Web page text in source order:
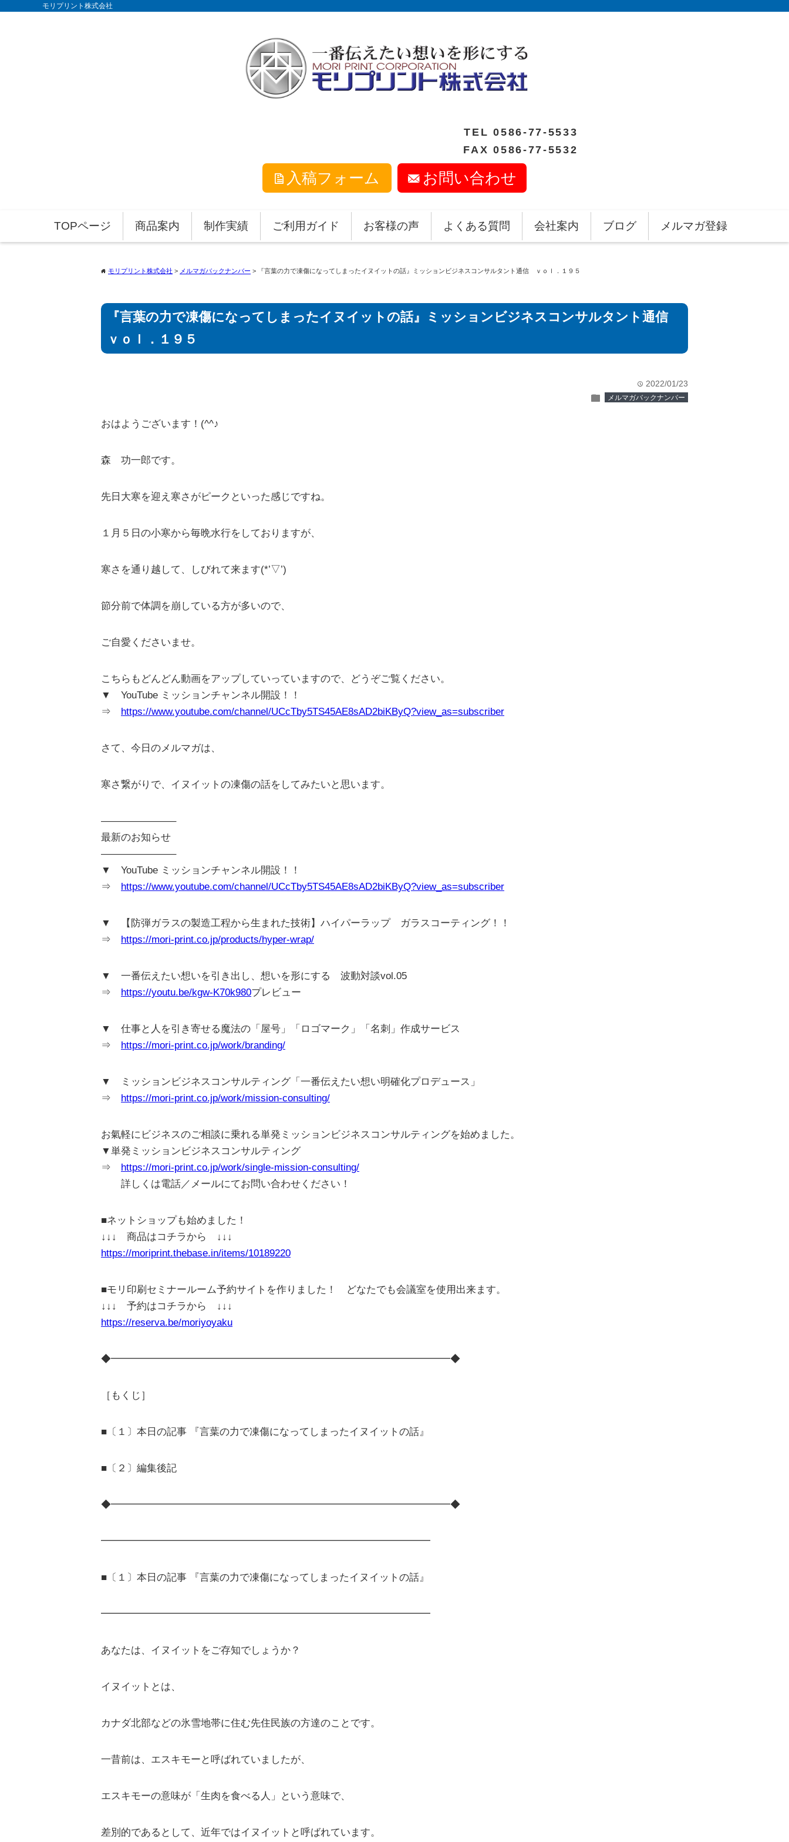
モリプリント株式会社
TEL0586-77-5533
FAX 0586-77-5532
入稿フォーム お問い合わせ
TOPページ 商品案内 制作実績 ご利用ガイド お客様の声 よくある質問 会社案内 ブログ メルマガ登録
home モリプリント株式会社 > メルマガバックナンバー > 『言葉の力で凍傷になってしまったイヌイットの話』ミッションビジネスコンサルタント通信 ｖｏｌ．１９５
『言葉の力で凍傷になってしまったイヌイットの話』ミッションビジネスコンサルタント通信
ｖｏｌ．１９５
time 2022/01/23
folder メルマガバックナンバー
おはようございます！(^^♪
森 功一郎です。
先日大寒を迎え寒さがピークといった感じですね。
１月５日の小寒から毎晩水行をしておりますが、
寒さを通り越して、しびれて来ます(*’▽’)
節分前で体調を崩している方が多いので、
ご自愛くださいませ。
こちらもどんどん動画をアップしていっていますので、どうぞご覧ください。
▼ YouTube ミッションチャンネル開設！！
⇒ https://www.youtube.com/channel/UCcTby5TS45AE8sAD2biKByQ?view_as=subscriber
さて、今日のメルマガは、
寒さ繋がりで、イヌイットの凍傷の話をしてみたいと思います。
———————–
最新のお知らせ
———————–
▼ YouTube ミッションチャンネル開設！！
⇒ https://www.youtube.com/channel/UCcTby5TS45AE8sAD2biKByQ?view_as=subscriber
▼ 【防弾ガラスの製造工程から生まれた技術】ハイパーラップ ガラスコーティング！！
⇒ https://mori-print.co.jp/products/hyper-wrap/
▼ 一番伝えたい想いを引き出し、想いを形にする 波動対談vol.05
⇒ https://youtu.be/kgw-K70k980プレビュー
▼ 仕事と人を引き寄せる魔法の「屋号」「ロゴマーク」「名刺」作成サービス
⇒ https://mori-print.co.jp/work/branding/
▼ ミッションビジネスコンサルティング「一番伝えたい想い明確化プロデュース」
⇒ https://mori-print.co.jp/work/mission-consulting/
お氣軽にビジネスのご相談に乗れる単発ミッションビジネスコンサルティングを始めました。
▼単発ミッションビジネスコンサルティング
⇒ https://mori-print.co.jp/work/single-mission-consulting/
詳しくは電話／メールにてお問い合わせください！
■ネットショップも始めました！
↓↓↓ 商品はコチラから ↓↓↓
https://moriprint.thebase.in/items/10189220
■モリ印刷セミナールーム予約サイトを作りました！ どなたでも会議室を使用出来ます。
↓↓↓ 予約はコチラから ↓↓↓
https://reserva.be/moriyoyaku
◆━━━━━━━━━━━━━━━━━━━━━━━━━━━━━━━━━━◆
［もくじ］
■〔１〕本日の記事 『言葉の力で凍傷になってしまったイヌイットの話』
■〔２〕編集後記
◆━━━━━━━━━━━━━━━━━━━━━━━━━━━━━━━━━━◆
━━━━━━━━━━━━━━━━━━━━━━━━━━━━━━━━━
■〔１〕本日の記事 『言葉の力で凍傷になってしまったイヌイットの話』
━━━━━━━━━━━━━━━━━━━━━━━━━━━━━━━━━
あなたは、イヌイットをご存知でしょうか？
イヌイットとは、
カナダ北部などの氷雪地帯に住む先住民族の方達のことです。
一昔前は、エスキモーと呼ばれていましたが、
エスキモーの意味が「生肉を食べる人」という意味で、
差別的であるとして、近年ではイヌイットと呼ばれています。